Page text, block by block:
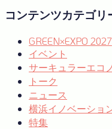
コンテンツカテゴリ
GREEN×EXPO 2027
イベント
サーキュラーエコ
トーク
ニュース
横浜イノベーショ
特集